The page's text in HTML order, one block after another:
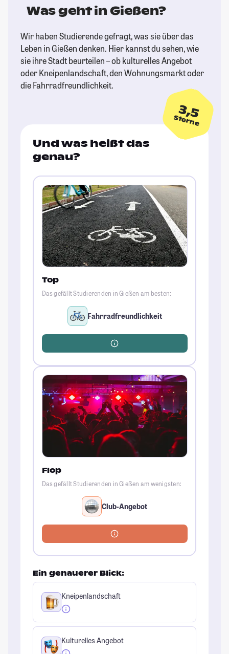
Was geht in Gießen?
Wir haben Studierende gefragt, was sie über das
Leben in Gießen denken. Hier kannst du sehen, wie
sie ihre Stadt beurteilen – ob kulturelles Angebot
oder Kneipenlandschaft, den Wohnungsmarkt oder
die Fahrradfreundlichkeit.
3,5
Sterne
Und was heißt das
genau?
Top
Das gefällt Studierenden in Gießen am besten:
Fahrradfreundlichkeit
Flop
Das gefällt Studierenden in Gießen am wenigsten:
Club-Angebot
Ein genauerer Blick:
Kneipenlandschaft
Kulturelles Angebot